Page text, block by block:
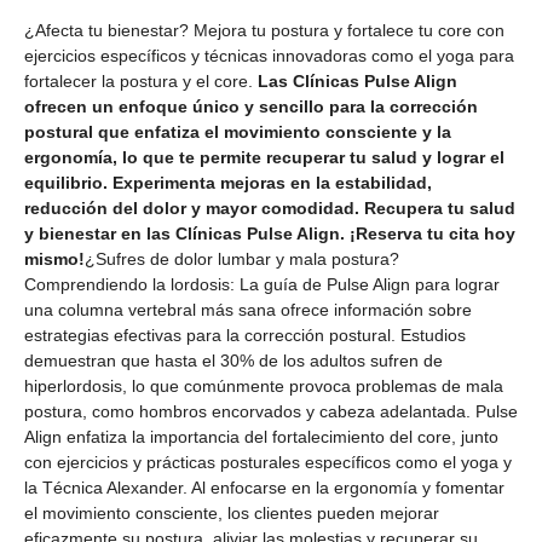
¿Afecta tu bienestar? Mejora tu postura y fortalece tu core con
ejercicios específicos y técnicas innovadoras como el yoga para
fortalecer la postura y el core. Las Clínicas Pulse Align
ofrecen un enfoque único y sencillo para la corrección
postural que enfatiza el movimiento consciente y la
ergonomía, lo que te permite recuperar tu salud y lograr el
equilibrio. Experimenta mejoras en la estabilidad,
reducción del dolor y mayor comodidad. Recupera tu salud
y bienestar en las Clínicas Pulse Align. ¡Reserva tu cita hoy
mismo!¿Sufres de dolor lumbar y mala postura?
Comprendiendo la lordosis: La guía de Pulse Align para lograr
una columna vertebral más sana ofrece información sobre
estrategias efectivas para la corrección postural. Estudios
demuestran que hasta el 30% de los adultos sufren de
hiperlordosis, lo que comúnmente provoca problemas de mala
postura, como hombros encorvados y cabeza adelantada. Pulse
Align enfatiza la importancia del fortalecimiento del core, junto
con ejercicios y prácticas posturales específicos como el yoga y
la Técnica Alexander. Al enfocarse en la ergonomía y fomentar
el movimiento consciente, los clientes pueden mejorar